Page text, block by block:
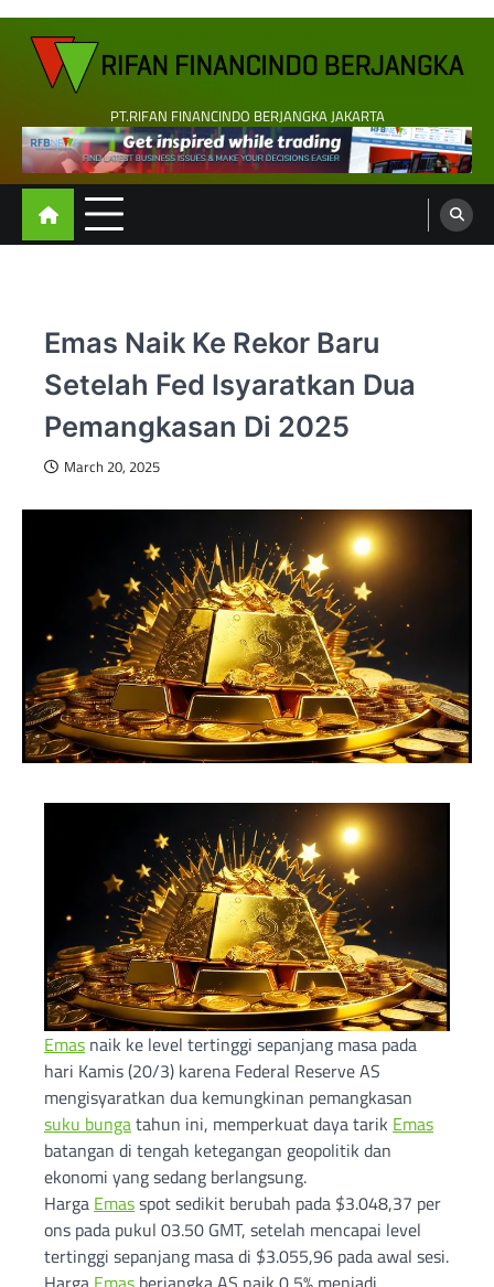
Skip
content
PT.RIFAN FINANCINDO BERJANGKA JAKARTA
Emas Naik Ke Rekor Baru
Setelah Fed Isyaratkan Dua
Pemangkasan Di 2025
March 20, 2025
Emas naik ke level tertinggi sepanjang masa pada
hari Kamis (20/3) karena Federal Reserve AS
mengisyaratkan dua kemungkinan pemangkasan
suku bungatahun ini, memperkuat daya tarik Emas
batangan di tengah ketegangan geopolitik dan
ekonomi yang sedang berlangsung.
Harga Emasspot sedikit berubah pada $3.048,37 per
ons pada pukul 03.50 GMT, setelah mencapai level
tertinggi sepanjang masa di $3.055,96 pada awal sesi.